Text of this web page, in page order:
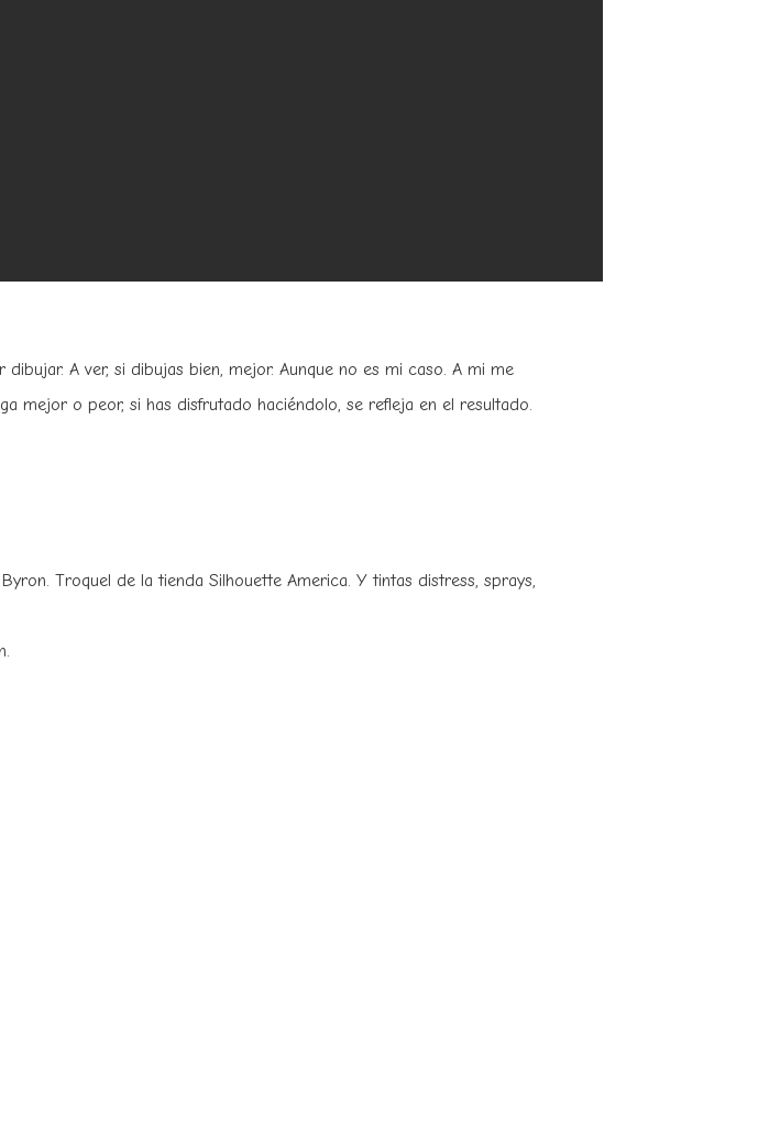
A ver, si dibujas bien, mejor. Aunque no es mi caso. A mi me
mejor o peor, si has disfrutado haciéndolo, se refleja en el resultado.
Troquel de la tienda Silhouette America. Y tintas distress, sprays,